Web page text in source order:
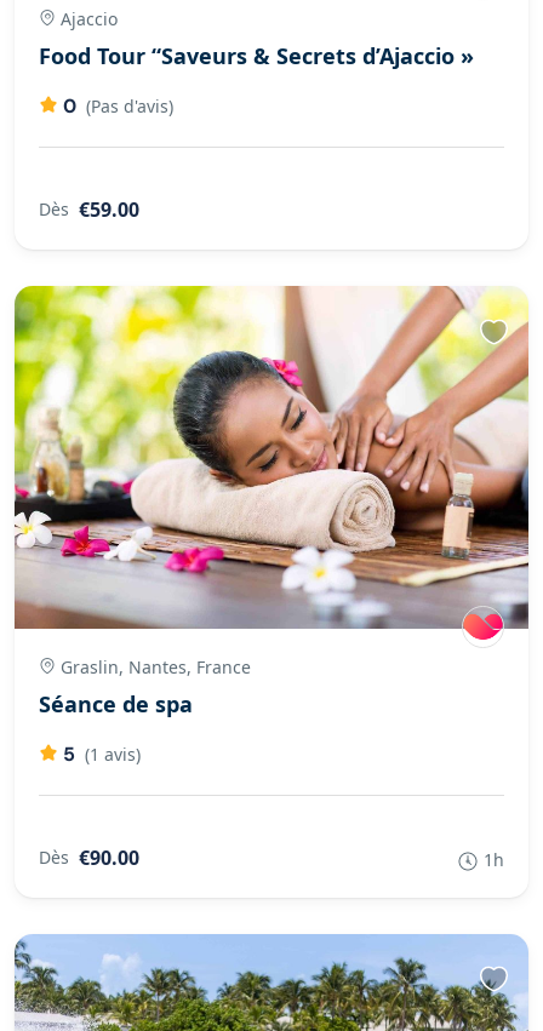
Ajaccio
Food Tour “Saveurs & Secrets d’Ajaccio »
0 (Pas d'avis)
Dès €59.00
Graslin, Nantes, France
Séance de spa
5 (1 avis)
Dès €90.00 1h